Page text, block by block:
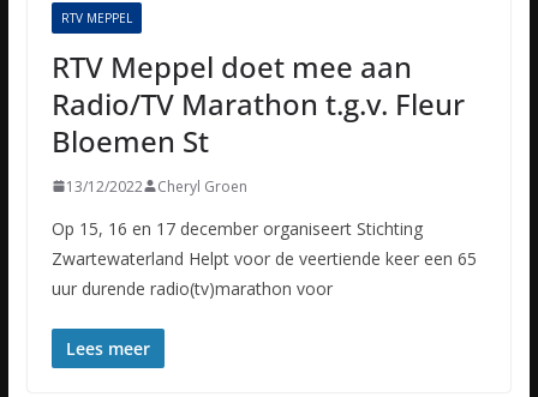
RTV MEPPEL
RTV Meppel doet mee aan
Radio/TV Marathon t.g.v. Fleur
Bloemen St
13/12/2022 Cheryl Groen
Op 15, 16 en 17 december organiseert Stichting
Zwartewaterland Helpt voor de veertiende keer een 65
uur durende radio(tv)marathon voor
Lees meer